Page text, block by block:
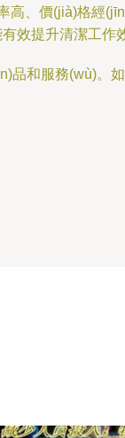
高、價(jià)格經
效提升清潔工作
品和服務(wù)。